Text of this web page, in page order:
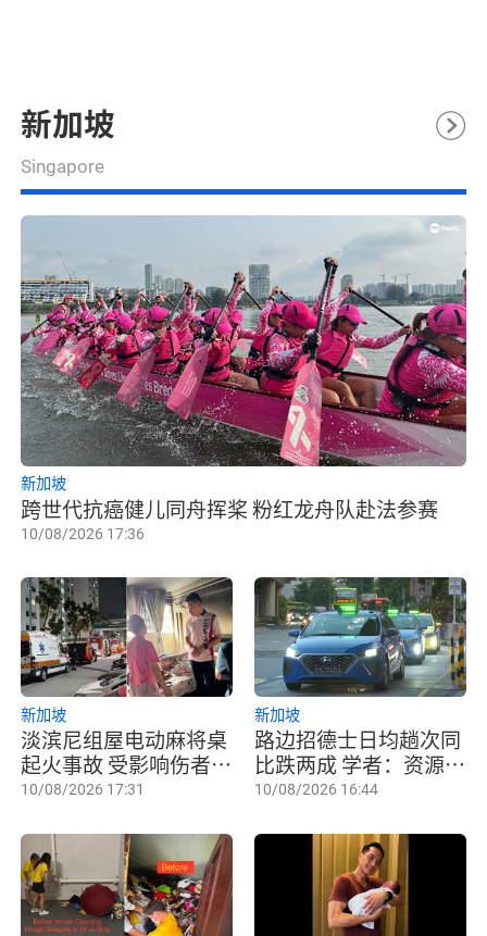
新加坡
Singapore
跨世代抗癌健儿同舟挥桨 粉红龙舟队赴法参赛
新加坡
10/08/2026 17:36
淡滨尼组屋电动麻将桌
起火事故 受影响伤者已
出院
新加坡
10/08/2026 17:31
路边招德士日均趟次同
比跌两成 学者：资源配
置更优化
新加坡
10/08/2026 16:44